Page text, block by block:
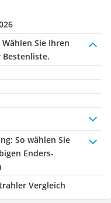
Wählen Sie Ihren
Bestenliste.
: So wählen Sie
Enders-
Vergleich